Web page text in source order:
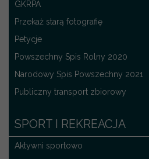
GKRPA
Przekaż starą fotografię
Petycje
Powszechny Spis Rolny 2020
Narodowy Spis Powszechny 2021
Publiczny transport zbiorowy
SPORT I REKREACJA
Aktywni sportowo